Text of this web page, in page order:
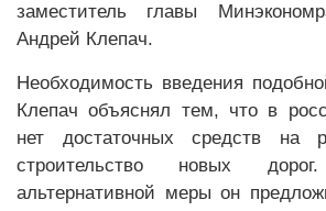
заместитель главы
Андрей Клепач.
Необходимость введения
Клепач объяснял тем, что в
нет достаточных средств на
строительство новых
альтернативной меры он